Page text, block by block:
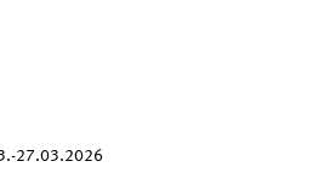
27.03.2026